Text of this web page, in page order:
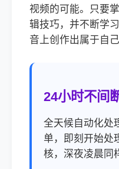
视频的可能。只要
辑技巧，并不断学
音上创作出属于自
24小时不间
全天候自动化处
单，即刻开始处
核，深夜凌晨同